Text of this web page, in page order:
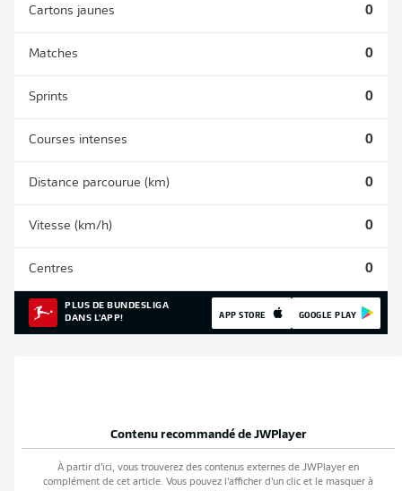
Cartons jaunes 0
Matches 0
Sprints 0
Courses intenses 0
Distance parcourue (km) 0
Vitesse (km/h) 0
Centres 0
PLUS DE BUNDESLIGA
DANS L'APP!
APP STORE GOOGLE PLAY
Contenu recommandé de JWPlayer
À partir d’ici, vous trouverez des contenus externes de JWPlayer en
complément de cet article. Vous pouvez l’afficher d’un clic et le masquer à